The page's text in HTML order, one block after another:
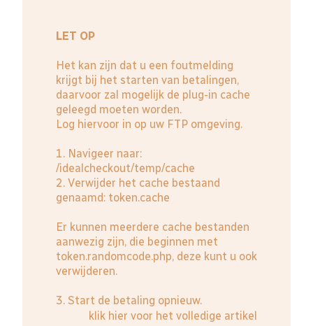
LET OP
Het kan zijn dat u een foutmelding
krijgt bij het starten van betalingen,
daarvoor zal mogelijk de plug-in cache
geleegd moeten worden.
Log hiervoor in op uw FTP omgeving.
1. Navigeer naar:
/idealcheckout/temp/cache
2. Verwijder het cache bestaand
genaamd: token.cache
Er kunnen meerdere cache bestanden
aanwezig zijn, die beginnen met
token.randomcode.php, deze kunt u ook
verwijderen.
3. Start de betaling opnieuw.
klik hier voor het volledige artikel